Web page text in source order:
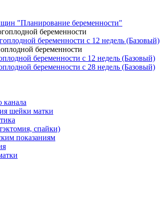
"Планирование беременности"
беременности
беременности с 12 недель (Базовый)
беременности
беременности с 12 недель (Базовый)
беременности с 28 недель (Базовый)
канала
шейки матки
спайки)
показаниям